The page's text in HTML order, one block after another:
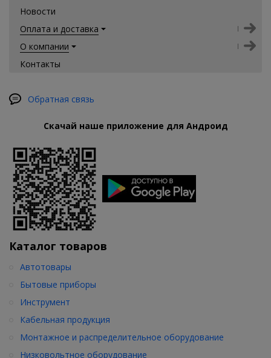
Новости
Оплата и доставка
О компании
Контакты
Обратная связь
Скачай наше приложение для Андроид
Каталог товаров
Автотовары
Бытовые приборы
Инструмент
Кабельная продукция
Монтажное и распределительное оборудование
Низковольтное оборудование